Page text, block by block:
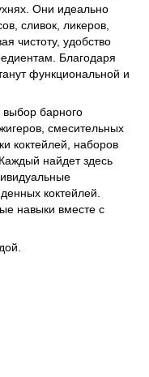
Они идеально
сливок, ликеров,
чистоту, удобство
Благодаря
функциональной и
барного
смесительных
коктейлей, наборов
найдет здесь
коктейлей.
навыки вместе с